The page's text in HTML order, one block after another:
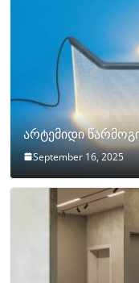
არტემიდი
September 16, 2025